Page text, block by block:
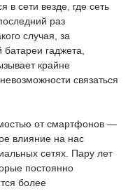
сети везде, где сеть
раз
случая, за
гаджета,
крайне
связаться
от смартфонов —
влияние на нас
сетях. Пару лет
постоянно
более